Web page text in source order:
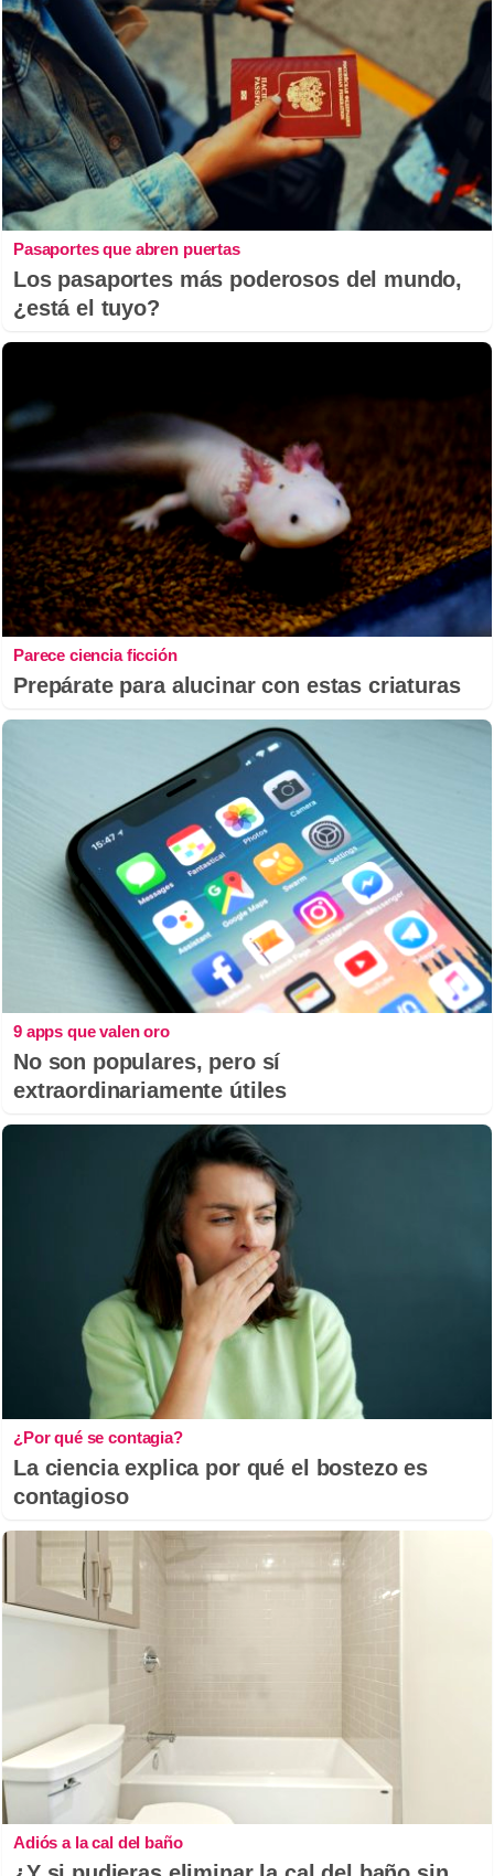
Pasaportes que abren puertas
Los pasaportes más poderosos del mundo,
¿está el tuyo?
Parece ciencia ficción
Prepárate para alucinar con estas criaturas
9 apps que valen oro
No son populares, pero sí
extraordinariamente útiles
¿Por qué se contagia?
La ciencia explica por qué el bostezo es
contagioso
Adiós a la cal del baño